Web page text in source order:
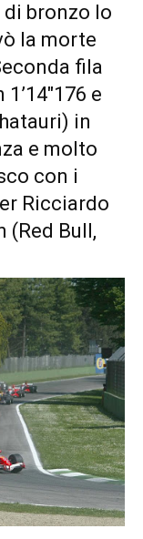
bronzo lo
la morte
fila
e
in
e molto
con i
Ricciardo
(Red Bull,